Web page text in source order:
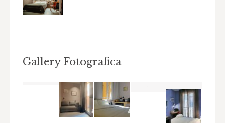
Gallery Fotografica